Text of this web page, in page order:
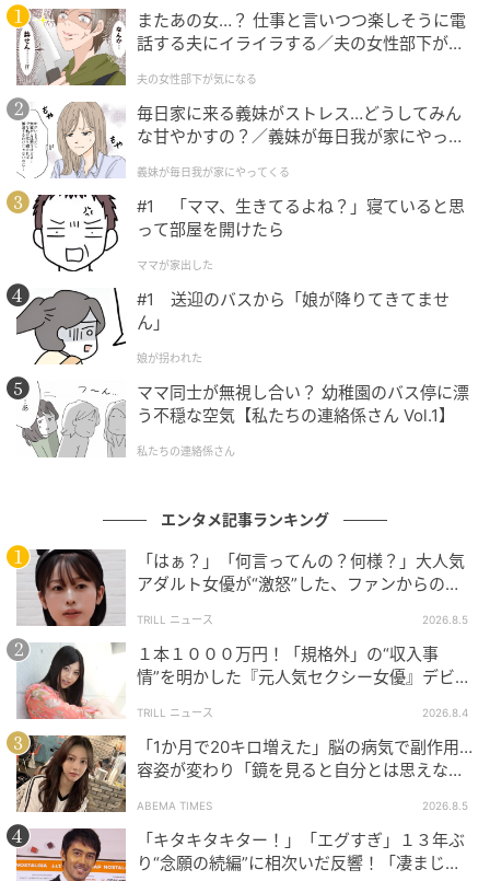
いる。同作は、白衣を着たマフィアたちが支配する世
界に、“ダークヒーロー”である天才医師ケ・スジョン
（演者キム・ジウォン）が登場し、実力だけで“医師と
は何か”を示していくというストーリーだ。
（記事提供＝OSEN）
元記事で読む
次の記事
イ・ジュンギの隣に立つにはダイエットが必
要⁉女優ムン・チェウォンがドラマ『悪の花』
出演時の食事管理を大公開！
の記事をもっとみる
またあの女…？ 仕事と言いつつ楽しそうに電
話する夫にイライラする／夫の女性部下が気
夫の女性部下が気になる
毎日家に来る義妹がストレス…どうしてみん
な甘やかすの？／義妹が毎日我が家にやって
が】
義妹が毎日我が家にやってくる
#1 「ママ、生きてるよね？」寝ていると思
って部屋を開けたら
ママが家出した
#1 送迎のバスから「娘が降りてきてませ
ん」
娘が拐われた
ママ同士が無視し合い？ 幼稚園のバス停に漂
う不穏な空気【私たちの連絡係さん Vol.1】
私たちの連絡係さん
エンタメ記事ランキング
「はぁ？」「何言ってんの？何様？」大人気
アダルト女優が“激怒”した、ファンからの
TRILL ニュース 2026.8.5
１本１０００万円！「規格外」の“収入事
情”を明かした『元人気セクシー女優』デビュ
TRILL ニュース 2026.8.4
「1か月で20キロ増えた」脳の病気で副作用…
容姿が変わり「鏡を見ると自分とは思えなか
ABEMA TIMES 2026.8.5
「キタキタキター！」「エグすぎ」１３年ぶ
り“念願の続編”に相次いだ反響！「凄まじく